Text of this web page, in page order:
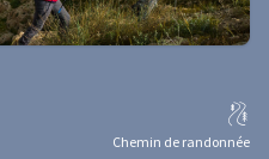
Chemin de randonnée